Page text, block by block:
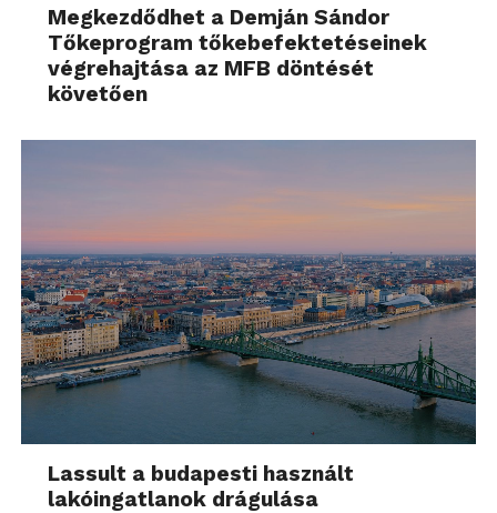
Megkezdődhet a Demján Sándor
Tőkeprogram tőkebefektetéseinek
végrehajtása az MFB döntését
követően
Lassult a budapesti használt
lakóingatlanok drágulása